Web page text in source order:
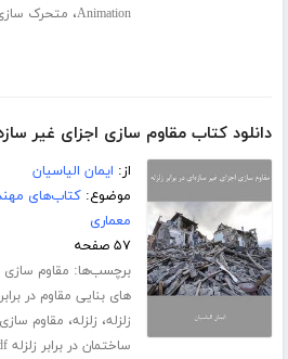
Animation، متحرک سازی
دانلود کتاب مقاوم سازی اجزای غیر
از: ایمان الیاسیان
موضوع:کتاب‌های
معماری
۵۷ صفحه
برچسب‌ها: مقاوم
های بنایی مقاوم در
زلزله، زلزله، مقاوم سازی
ساختمان در برابر زلزله pdf